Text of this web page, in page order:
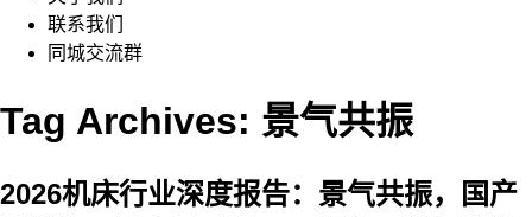
联系我们
同城交流群
Tag Archives: 景气共振
2026机床行业深度报告：景气共振，国产